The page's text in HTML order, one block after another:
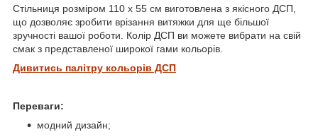
Стільниця розміром 110 х 55 см виготовлена з якісного ДСП,
що дозволяє зробити врізання витяжки для ще більшої
зручності вашої роботи. Колір ДСП ви можете вибрати на свій
смак з представленої широкої гами кольорів.
Дивитись палітру кольорів ДСП
Переваги:
модний дизайн;